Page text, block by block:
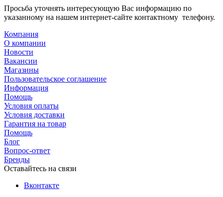
Просьба уточнять интересующую Вас информацию по
указанному на нашем интернет-сайте контактному телефону.
Компания
О компании
Новости
Вакансии
Магазины
Пользовательское соглашение
Информация
Помощь
Условия оплаты
Условия доставки
Гарантия на товар
Помощь
Блог
Вопрос-ответ
Бренды
Оставайтесь на связи
Вконтакте